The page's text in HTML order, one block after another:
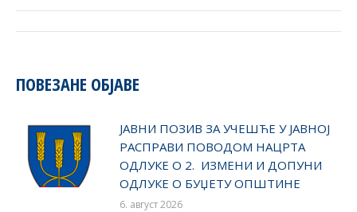
Facebook
X
PinterestLinkedIn
ПОВЕЗАНЕ ОБЈАВЕ
ЈАВНИ ПОЗИВ ЗА УЧЕШЋЕ У ЈАВНОЈ
РАСПРАВИ ПОВОДОМ НАЦРТА
ОДЛУКЕ О 2. ИЗМЕНИ И ДОПУНИ
ОДЛУКЕ О БУЏЕТУ ОПШТИНЕ
6. август 2026